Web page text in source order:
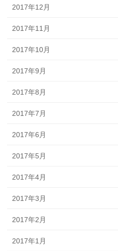
2017年12月
2017年11月
2017年10月
2017年9月
2017年8月
2017年7月
2017年6月
2017年5月
2017年4月
2017年3月
2017年2月
2017年1月